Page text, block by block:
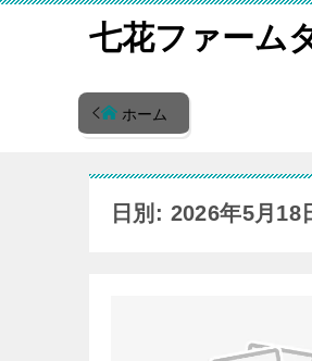
七花ファーム
ホーム
日別: 2026年5月18